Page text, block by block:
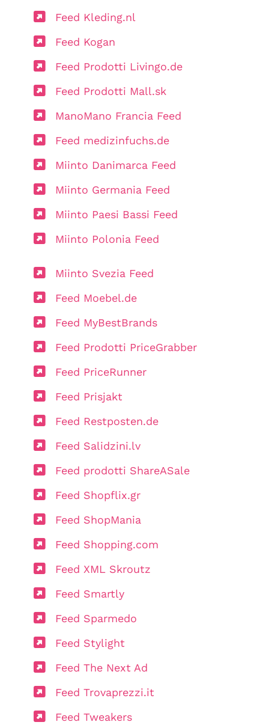
Feed Kleding.nl
Feed Kogan
Feed Prodotti Livingo.de
Feed Prodotti Mall.sk
ManoMano Francia Feed
Feed medizinfuchs.de
Miinto Danimarca Feed
Miinto Germania Feed
Miinto Paesi Bassi Feed
Miinto Polonia Feed
Miinto Svezia Feed
Feed Moebel.de
Feed MyBestBrands
Feed Prodotti PriceGrabber
Feed PriceRunner
Feed Prisjakt
Feed Restposten.de
Feed Salidzini.lv
Feed prodotti ShareASale
Feed Shopflix.gr
Feed ShopMania
Feed Shopping.com
Feed XML Skroutz
Feed Smartly
Feed Sparmedo
Feed Stylight
Feed The Next Ad
Feed Trovaprezzi.it
Feed Tweakers